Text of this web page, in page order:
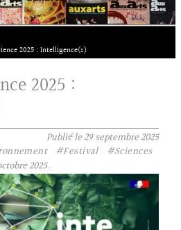
2025 : Intelligence(s)
2025 :
Publié le29 septembre 2025
#Festival
#Sciences
2025.